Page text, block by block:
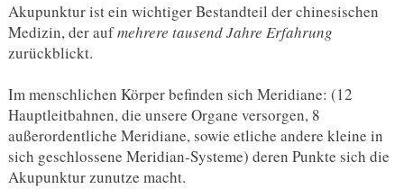
Akupunktur ist ein wichtiger Bestandteil der chinesischen
Medizin, der aufmehrere tausend Jahre Erfahrung
zurückblickt.
Im menschlichen Körper befinden sich Meridiane: (12
Hauptleitbahnen, die unsere Organe versorgen, 8
außerordentliche Meridiane, sowie etliche andere kleine in
sich geschlossene Meridian-Systeme) deren Punkte sich die
Akupunktur zunutze macht.